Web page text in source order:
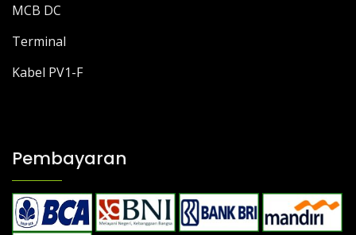
MCB DC
Terminal
Kabel PV1-F
Pembayaran